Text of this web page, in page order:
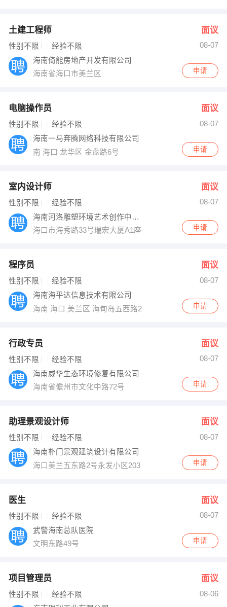
土建工程师 面议
性别不限 经验不限
08-07
海南倚能房地产开发有限公司
海南省海口市美兰区
申请
电脑操作员 面议
性别不限 经验不限
08-07
海南一马奔腾网络科技有限公司
南 海口 龙华区 金盘路6号
申请
室内设计师 面议
性别不限 经验不限
08-07
海南河洛雕塑环境艺术创作中心有限公司
海口市海秀路33号瑞宏大厦A1座402室
申请
程序员 面议
性别不限 经验不限
08-07
海南海平达信息技术有限公司
海南 海口 美兰区 海甸岛五西路27号南希别墅
申请
行政专员 面议
性别不限 经验不限
08-07
海南威华生态环境修复有限公司
海南省儋州市文化中路72号
申请
助理景观设计师 面议
性别不限 经验不限
08-07
海南朴门景观建筑设计有限公司
海口美兰五东路2号永发小区203
申请
医生 面议
性别不限 经验不限
08-07
武警海南总队医院
文明东路49号
申请
项目管理员 面议
性别不限 经验不限
08-06